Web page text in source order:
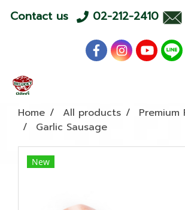
Contact us 02-212-2410
Home All products
Premium
Garlic Sausage
New